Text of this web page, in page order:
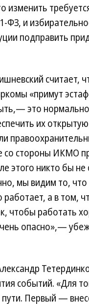
изменить
ФЗ, и
подправить
считает,
«примут
это
их
со стороны ИКМО
этого никто бы не
мы видим то,
работает, а в том,
чтобы работать
опасно»,—
событий. «Для
Первый —